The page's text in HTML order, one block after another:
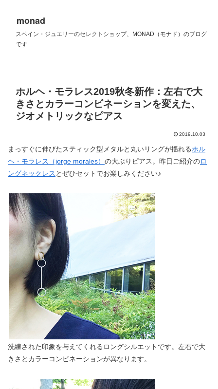
monad
スペイン・ジュエリーのセレクトショップ、MONAD（モナド）のブログ
です
ホルヘ・モラレス2019秋冬新作：左右で大
きさとカラーコンビネーションを変えた、
ジオメトリックなピアス
2019.10.03
まっすぐに伸びたスティック型メタルと丸いリングが揺れるホル
ヘ・モラレス（jorge morales） の大ぶりピアス。昨日ご紹介のロ
ングネックレス とぜひセットでお楽しみください♪
洗練された印象を与えてくれるロングシルエットです。左右で大
きさとカラーコンビネーションが異なります。